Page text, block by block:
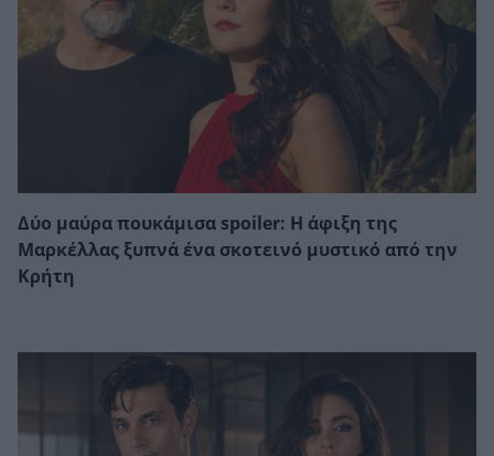
Δύο μαύρα πουκάμισα spoiler: Η άφιξη της
Μαρκέλλας ξυπνά ένα σκοτεινό μυστικό από την
Κρήτη